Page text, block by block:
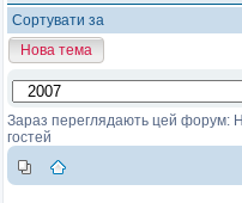
Сортувати за
Нова тема
Зараз переглядають цей форум:
гостей